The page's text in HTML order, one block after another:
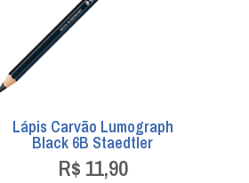
Lápis Carvão Lumograph
Black 6B Staedtler
R$ 11,90